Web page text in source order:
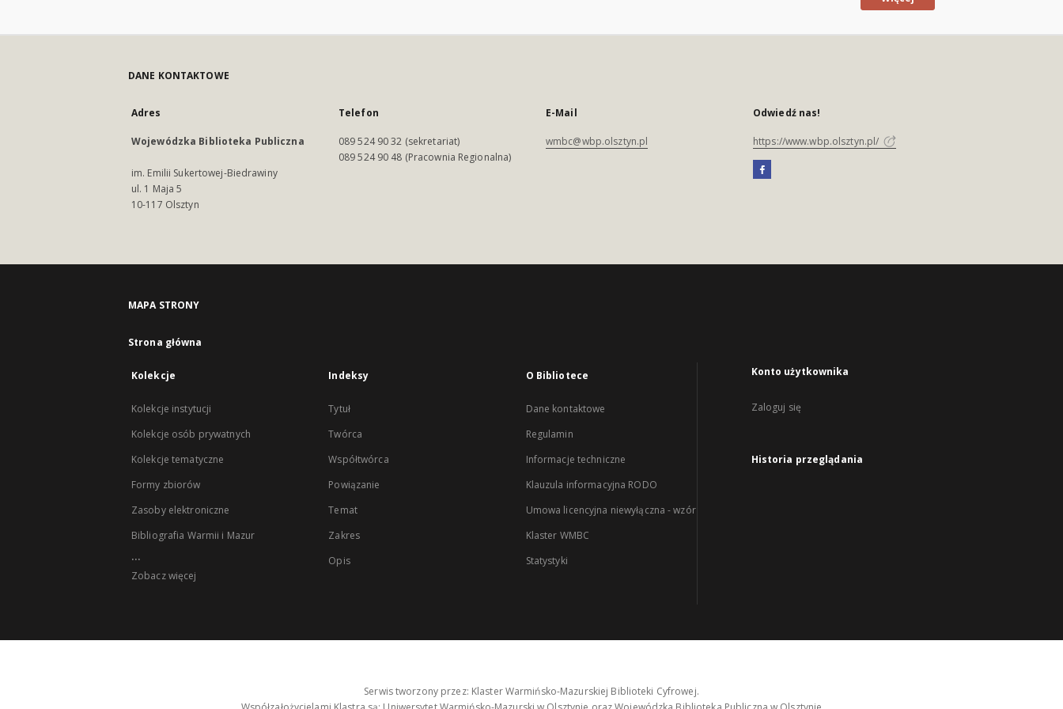
DANE KONTAKTOWE
Adres
Wojewódzka Biblioteka Publiczna
im. Emilii Sukertowej-Biedrawiny
ul. 1 Maja 5
10-117 Olsztyn
Telefon
089 524 90 32 (sekretariat)
089 524 90 48 (Pracownia Regionalna)
E-Mail
wmbc@wbp.olsztyn.pl
Odwiedź nas!
https://www.wbp.olsztyn.pl/
MAPA STRONY
Strona główna
Kolekcje
Kolekcje instytucji
Kolekcje osób prywatnych
Kolekcje tematyczne
Formy zbiorów
Zasoby elektroniczne
Bibliografia Warmii i Mazur
...
Zobacz więcej
Indeksy
Tytuł
Twórca
Współtwórca
Powiązanie
Temat
Zakres
Opis
O Bibliotece
Dane kontaktowe
Regulamin
Informacje techniczne
Klauzula informacyjna RODO
Umowa licencyjna niewyłączna - wzór
Klaster WMBC
Statystyki
Konto użytkownika
Zaloguj się
Historia przeglądania
Serwis tworzony przez: Klaster Warmińsko-Mazurskiej Biblioteki Cyfrowej.